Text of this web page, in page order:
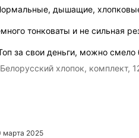
дышащие,
тонковаты и не сильная
за свои деньги, можно смело
хлопок, комплект,
марта 2025